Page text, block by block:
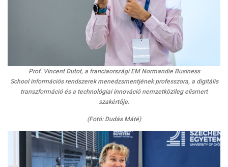
Prof. Vincent Dutot, a franciaországi EM Normandie Business
School információs rendszerek menedzsmentjének professzora, a digitális
transzformáció és a technológiai innováció nemzetközileg elismert
szakértője.
(Fotó: Dudás Máté)